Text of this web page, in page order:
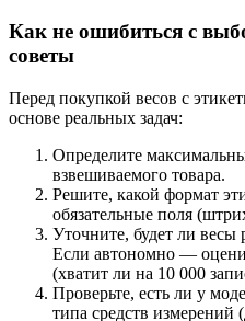
Как не ошибиться с
советы
Перед покупкой весов с
основе реальных задач:
Определите
взвешиваемого товара.
Решите, какой формат
обязательные поля
Уточните, будет ли весы
Если автономно —
(хватит ли на 10 000
Проверьте, есть ли у
типа средств измерений